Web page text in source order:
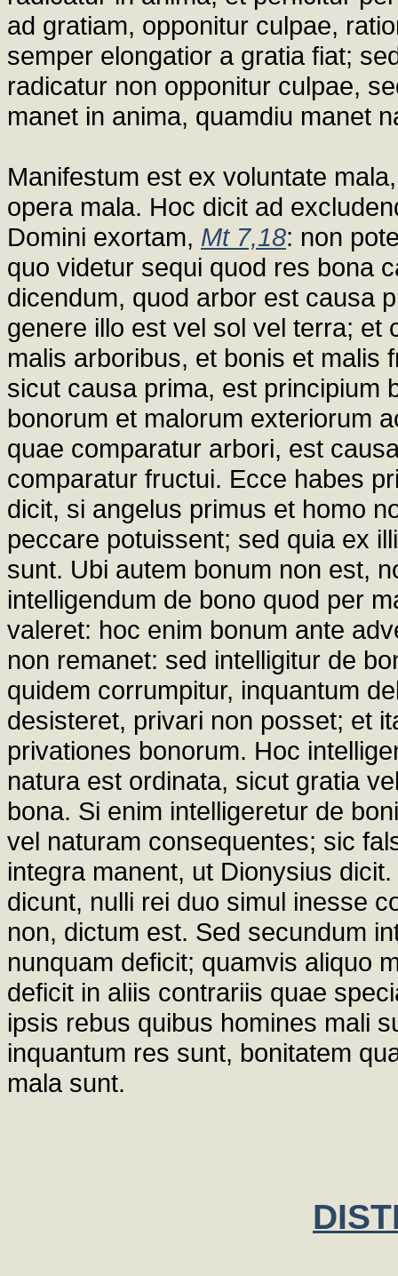
ad gratiam, opponitur culpae,
semper elongatior a gratia fiat;
radicatur non opponitur culpae,
manet in anima, quamdiu manet
Manifestum est ex voluntate
opera mala. Hoc dicit ad
Domini exortam, Mt 7,18: non
quo videtur sequi quod res bona
dicendum, quod arbor est causa
genere illo est vel sol vel terra; et
malis arboribus, et bonis et malis
sicut causa prima, est principium
bonorum et malorum exteriorum
quae comparatur arbori, est
comparatur fructui. Ecce habes
dicit, si angelus primus et homo
peccare potuissent; sed quia ex
sunt. Ubi autem bonum non est,
intelligendum de bono quod per
valeret: hoc enim bonum ante
non remanet: sed intelligitur de
quidem corrumpitur, inquantum
desisteret, privari non posset; et
privationes bonorum. Hoc
natura est ordinata, sicut gratia
bona. Si enim intelligeretur de
vel naturam consequentes; sic
integra manent, ut Dionysius
dicunt, nulli rei duo simul inesse
non, dictum est. Sed secundum
nunquam deficit; quamvis aliquo
deficit in aliis contrariis quae
ipsis rebus quibus homines mali
inquantum res sunt, bonitatem
mala sunt.